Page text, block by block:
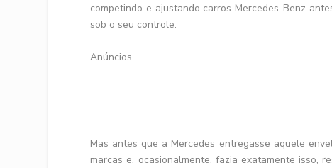
competindo e ajustando carros Mercedes-Benz
sob o seu controle.
Anúncios
Mas antes que a Mercedes entregasse aquele
marcas e, ocasionalmente, fazia exatamente isso,